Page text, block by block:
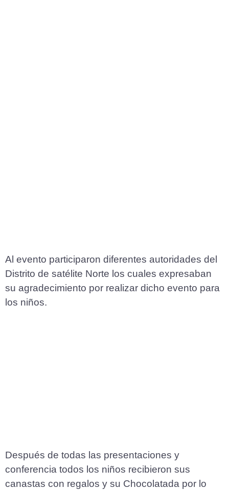
Al evento participaron diferentes autoridades del
Distrito de satélite Norte los cuales expresaban
su agradecimiento por realizar dicho evento para
los niños.
Después de todas las presentaciones y
conferencia todos los niños recibieron sus
canastas con regalos y su Chocolatada por lo